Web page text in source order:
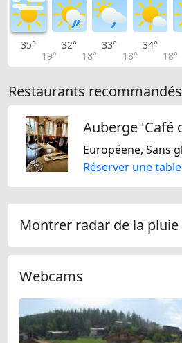
35°
19°
32°
18°
33°
18°
34°
18°
Restaurants recommandés
Réserver une table
Montrer radar de la pluie
Webcams